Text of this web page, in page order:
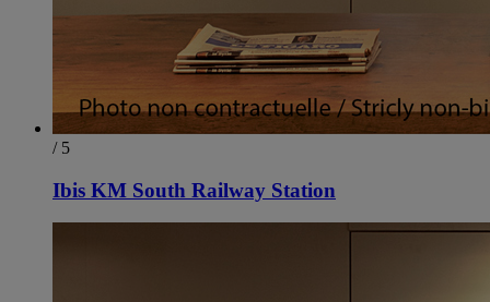
/ 5
Ibis KM South Railway Station